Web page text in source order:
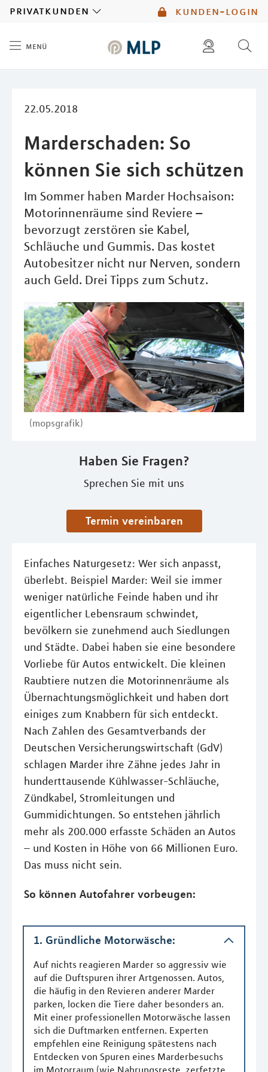
kunden-login
privatkunden
menü
22.05.2018
Marderschaden: So
können Sie sich schützen
Im Sommer haben Marder Hochsaison:
Motorinnenräume sind Reviere –
bevorzugt zerstören sie Kabel,
Schläuche und Gummis. Das kostet
Autobesitzer nicht nur Nerven, sondern
auch Geld. Drei Tipps zum Schutz.
(mopsgrafik)
Haben Sie Fragen?
Sprechen Sie mit uns
Termin vereinbaren
Einfaches Naturgesetz: Wer sich anpasst,
überlebt. Beispiel Marder: Weil sie immer
weniger natürliche Feinde haben und ihr
eigentlicher Lebensraum schwindet,
bevölkern sie zunehmend auch Siedlungen
und Städte. Dabei haben sie eine besondere
Vorliebe für Autos entwickelt. Die kleinen
Raubtiere nutzen die Motorinnenräume als
Übernachtungsmöglichkeit und haben dort
einiges zum Knabbern für sich entdeckt.
Nach Zahlen des Gesamtverbands der
Deutschen Versicherungswirtschaft (GdV)
schlagen Marder ihre Zähne jedes Jahr in
hunderttausende Kühlwasser-Schläuche,
Zündkabel, Stromleitungen und
Gummidichtungen. So entstehen jährlich
mehr als 200.000 erfasste Schäden an Autos
– und Kosten in Höhe von 66 Millionen Euro.
Das muss nicht sein.
So können Autofahrer vorbeugen:
1. Gründliche Motorwäsche:
Auf nichts reagieren Marder so aggressiv wie
auf die Duftspuren ihrer Artgenossen. Autos,
die häufig in den Revieren anderer Marder
parken, locken die Tiere daher besonders an.
Mit einer professionellen Motorwäsche lassen
sich die Duftmarken entfernen. Experten
empfehlen eine Reinigung spätestens nach
Entdecken von Spuren eines Marderbesuchs